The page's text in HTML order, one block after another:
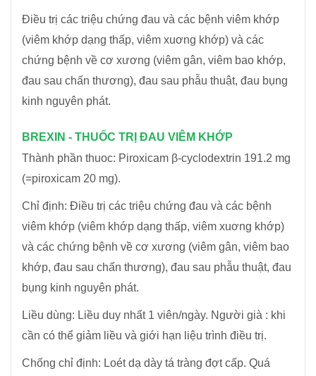
Điều trị các triệu chứng đau và các bệnh viêm khớp
(viêm khớp dạng thấp, viêm xuơng khớp) và các
chứng bệnh về cơ xương (viêm gân, viêm bao khớp,
đau sau chấn thương), đau sau phẫu thuật, đau bụng
kinh nguyên phát.
BREXIN - THUỐC TRỊ ĐAU VIÊM KHỚP
Thành phần thuoc: Piroxicam β-cyclodextrin 191.2 mg
(=piroxicam 20 mg).
Chỉ định: Điều trị các triệu chứng đau và các bệnh
viêm khớp (viêm khớp dạng thấp, viêm xuơng khớp)
và các chứng bệnh về cơ xương (viêm gân, viêm bao
khớp, đau sau chấn thương), đau sau phẫu thuật, đau
bụng kinh nguyên phát.
Liều dùng: Liều duy nhất 1 viên/ngày. Người già : khi
cần có thể giảm liều và giới hạn liệu trình điều trị.
Chống chỉ định: Loét dạ dày tá tràng đợt cấp. Quá